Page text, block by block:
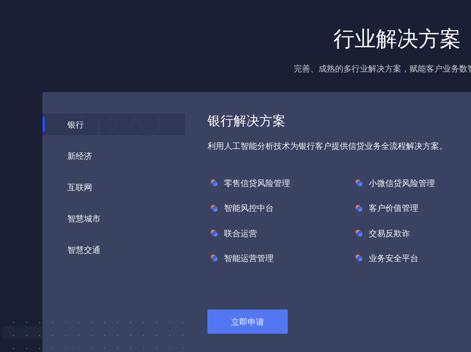
行业解决方案
完善、成熟的多行业解决方案，赋能客户业务数
银行
新经济
互联网
智慧城市
智慧交通
银行解决方案
利用人工智能分析技术为银行客户提供信贷业务全流程解决方案。
零售信贷风险管理 小微信贷风险管理
智能风控中台 客户价值管理
联合运营 交易反欺诈
智能运营管理 业务安全平台
立即申请